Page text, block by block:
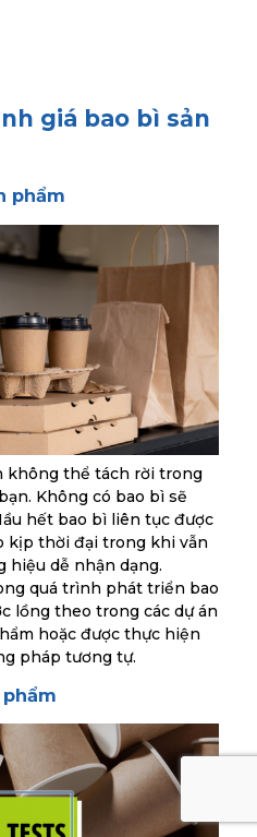
giá bao bì sản
phẩm
không thể tách rời trong
Không có bao bì sẽ
hết bao bì liên tục được
kịp thời đại trong khi vẫn
hiệu dễ nhận dạng.
quá trình phát triển bao
lồng theo trong các dự án
hoặc được thực hiện
pháp tương tự.